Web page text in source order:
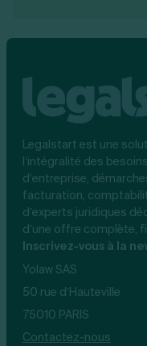
Legalstart est une
l’intégralité des
d’entreprise,
facturation,
d’experts juridiques
d’une offre complète,
Inscrivez-vous à la
Yolaw SAS
50 rue d’Hauteville
75010 PARIS
Contactez-nous